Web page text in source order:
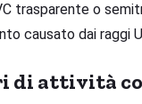
trasparente o
causato dai raggi
di attività